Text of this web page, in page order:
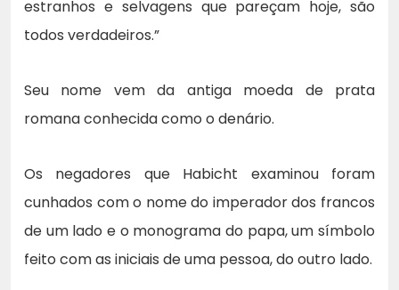
estranhos e selvagens que pareçam hoje, são
todos verdadeiros.”
Seu nome vem da antiga moeda de prata
romana conhecida como o denário.
Os negadores que Habicht examinou foram
cunhados com o nome do imperador dos francos
de um lado e o monograma do papa, um símbolo
feito com as iniciais de uma pessoa, do outro lado.